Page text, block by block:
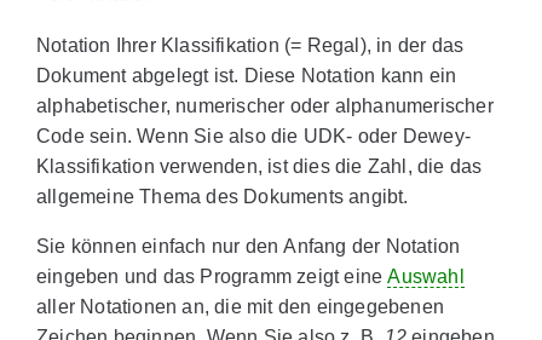
Notation Ihrer Klassifikation (= Regal), in der das
Dokument abgelegt ist. Diese Notation kann ein
alphabetischer, numerischer oder alphanumerischer
Code sein. Wenn Sie also die UDK- oder Dewey-
Klassifikation verwenden, ist dies die Zahl, die das
allgemeine Thema des Dokuments angibt.
Sie können einfach nur den Anfang der Notation
eingeben und das Programm zeigt eineAuswahl
aller Notationen an, die mit den eingegebenen